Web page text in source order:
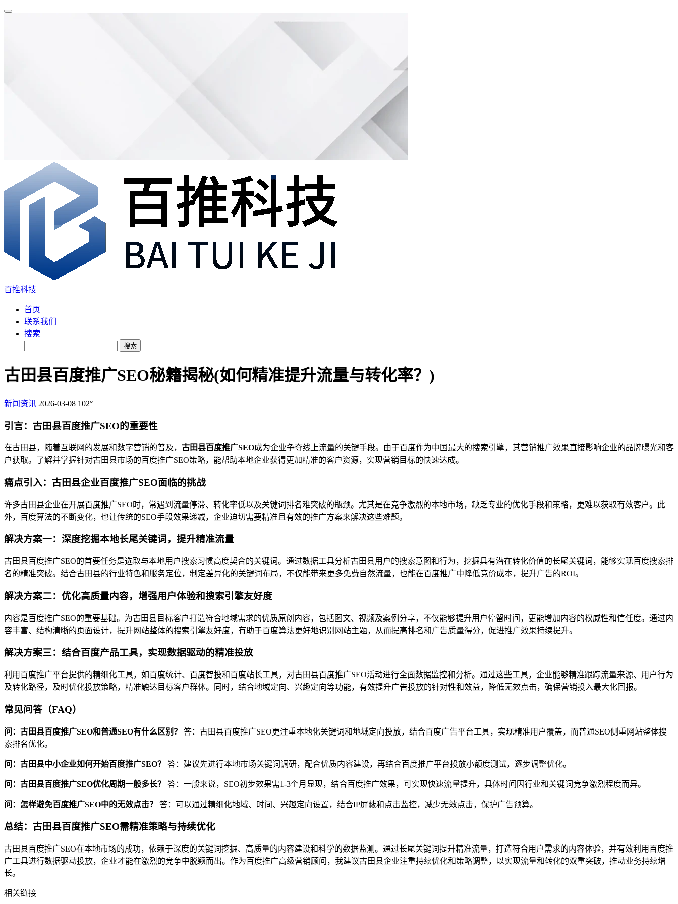
百推科技
首页
联系我们
搜索
搜索
古田县百度推广SEO秘籍揭秘(如何精准提升流量与转化率？)
新闻资讯 2026-03-08 102°
引言：古田县百度推广SEO的重要性
在古田县，随着互联网的发展和数字营销的普及， 古田县百度推广SEO成为企业争夺线上流量的关键手段。由于百度作为中国最大的搜索引擎，其营销推广效果直接影响企业的品牌曝光和客
户获取。了解并掌握针对古田县市场的百度推广SEO策略，能帮助本地企业获得更加精准的客户资源，实现营销目标的快速达成。
痛点引入：古田县企业百度推广SEO面临的挑战
许多古田县企业在开展百度推广SEO时，常遇到流量停滞、转化率低以及关键词排名难突破的瓶颈。尤其是在竞争激烈的本地市场，缺乏专业的优化手段和策略，更难以获取有效客户。此
外，百度算法的不断变化，也让传统的SEO手段效果递减，企业迫切需要精准且有效的推广方案来解决这些难题。
解决方案一：深度挖掘本地长尾关键词，提升精准流量
古田县百度推广SEO的首要任务是选取与本地用户搜索习惯高度契合的关键词。通过数据工具分析古田县用户的搜索意图和行为，挖掘具有潜在转化价值的长尾关键词，能够实现百度搜索排
名的精准突破。结合古田县的行业特色和服务定位，制定差异化的关键词布局，不仅能带来更多免费自然流量，也能在百度推广中降低竞价成本，提升广告的ROI。
解决方案二：优化高质量内容，增强用户体验和搜索引擎友好度
内容是百度推广SEO的重要基础。为古田县目标客户打造符合地域需求的优质原创内容，包括图文、视频及案例分享，不仅能够提升用户停留时间，更能增加内容的权威性和信任度。通过内
容丰富、结构清晰的页面设计，提升网站整体的搜索引擎友好度，有助于百度算法更好地识别网站主题，从而提高排名和广告质量得分，促进推广效果持续提升。
解决方案三：结合百度产品工具，实现数据驱动的精准投放
利用百度推广平台提供的精细化工具，如百度统计、百度智投和百度站长工具，对古田县百度推广SEO活动进行全面数据监控和分析。通过这些工具，企业能够精准跟踪流量来源、用户行为
及转化路径，及时优化投放策略，精准触达目标客户群体。同时，结合地域定向、兴趣定向等功能，有效提升广告投放的针对性和效益，降低无效点击，确保营销投入最大化回报。
常见问答（FAQ）
问：古田县百度推广SEO和普通SEO有什么区别？
答：古田县百度推广SEO更注重本地化关键词和地域定向投放，结合百度广告平台工具，实现精准用户覆盖，而普通SEO侧重网站整体搜
索排名优化。
问：古田县中小企业如何开始百度推广SEO？ 答：建议先进行本地市场关键词调研，配合优质内容建设，再结合百度推广平台投放小额度测试，逐步调整优化。
问：古田县百度推广SEO优化周期一般多长？ 答：一般来说，SEO初步效果需1-3个月显现，结合百度推广效果，可实现快速流量提升，具体时间因行业和关键词竞争激烈程度而异。
问：怎样避免百度推广SEO中的无效点击？ 答：可以通过精细化地域、时间、兴趣定向设置，结合IP屏蔽和点击监控，减少无效点击，保护广告预算。
总结：古田县百度推广SEO需精准策略与持续优化
古田县百度推广SEO在本地市场的成功，依赖于深度的关键词挖掘、高质量的内容建设和科学的数据监测。通过长尾关键词提升精准流量，打造符合用户需求的内容体验，并有效利用百度推
广工具进行数据驱动投放，企业才能在激烈的竞争中脱颖而出。作为百度推广高级营销顾问，我建议古田县企业注重持续优化和策略调整，以实现流量和转化的双重突破，推动业务持续增
长。
相关链接